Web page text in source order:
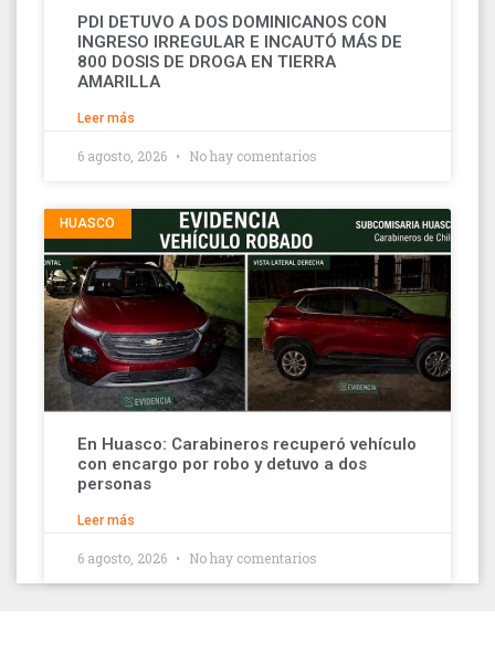
PDI DETUVO A DOS DOMINICANOS CON
INGRESO IRREGULAR E INCAUTÓ MÁS DE
800 DOSIS DE DROGA EN TIERRA
AMARILLA
Leer más
6 agosto, 2026 No hay comentarios
HUASCO
En Huasco: Carabineros recuperó vehículo
con encargo por robo y detuvo a dos
personas
Leer más
6 agosto, 2026 No hay comentarios